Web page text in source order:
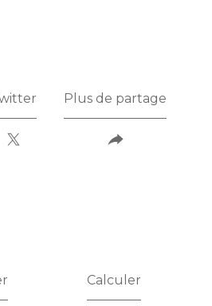
Plus de partage
Calculer